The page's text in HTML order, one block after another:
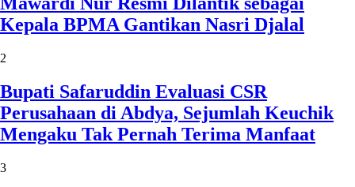
Kepala BPMA Gantikan Nasri Djalal
2
Bupati Safaruddin Evaluasi CSR
Perusahaan di Abdya, Sejumlah Keuchik
Mengaku Tak Pernah Terima Manfaat
3